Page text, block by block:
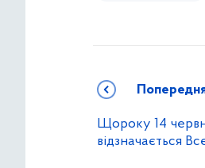
Щороку 14
відзначається